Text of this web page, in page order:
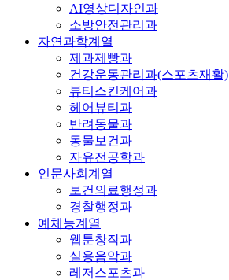
AI영상디자인과
소방안전관리과
자연과학계열
제과제빵과
건강운동관리과(스포츠재활)
뷰티스킨케어과
헤어뷰티과
반려동물과
동물보건과
자유전공학과
인문사회계열
보건의료행정과
경찰행정과
예체능계열
웹툰창작과
실용음악과
레저스포츠과